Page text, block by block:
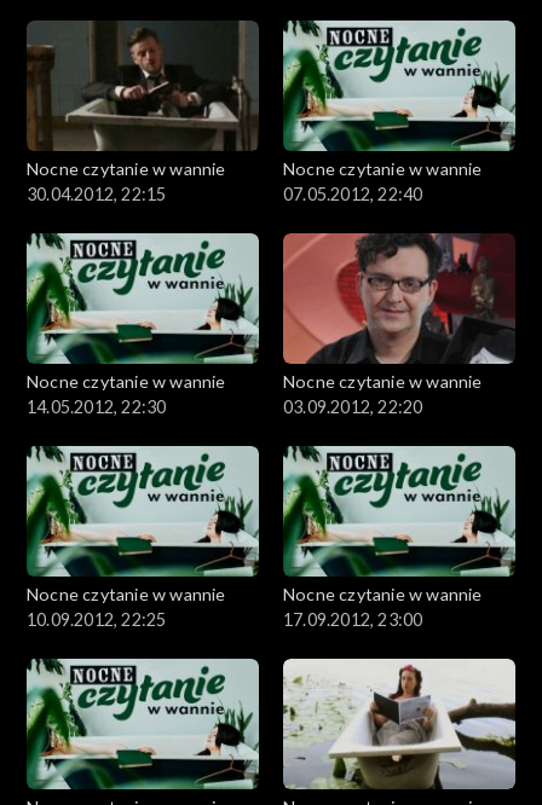
Nocne czytanie w wannie
30.04.2012, 22:15
Nocne czytanie w wannie
07.05.2012, 22:40
Nocne czytanie w wannie
14.05.2012, 22:30
Nocne czytanie w wannie
03.09.2012, 22:20
Nocne czytanie w wannie
10.09.2012, 22:25
Nocne czytanie w wannie
17.09.2012, 23:00